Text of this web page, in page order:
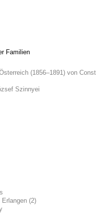
Familien
(1856–1891) von
Szinnyei
(2)